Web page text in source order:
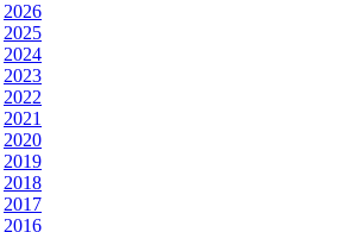
2026
2025
2024
2023
2022
2021
2020
2019
2018
2017
2016